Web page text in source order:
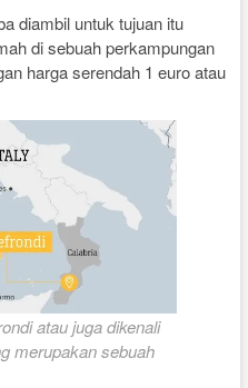
diambil untuk tujuan itu
di sebuah perkampungan
harga serendah 1 euro atau
atau juga dikenali
merupakan sebuah